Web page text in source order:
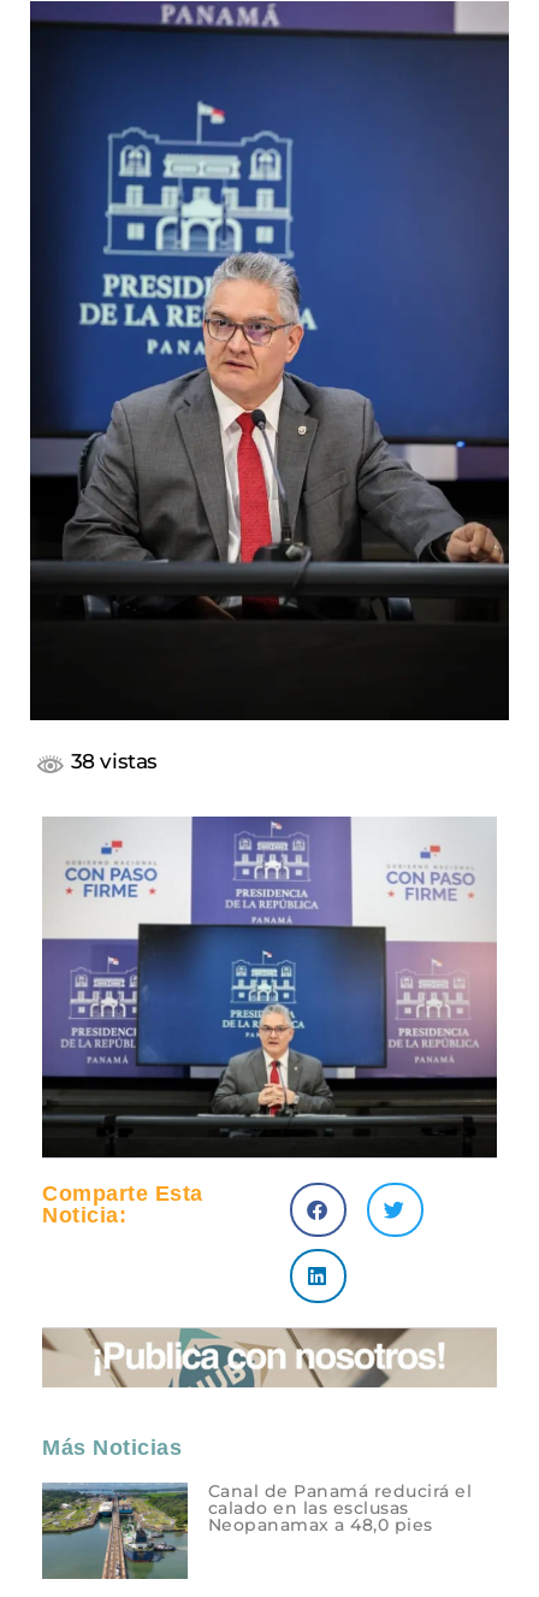
38 vistas
Comparte Esta
Noticia:
Más Noticias
Canal de Panamá reducirá el
calado en las esclusas
Neopanamax a 48,0 pies